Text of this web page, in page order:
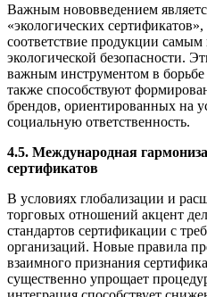
Важным нововведением
«экологических
соответствие продукции
экологической безопасности.
важным инструментом в борьбе
также способствуют
брендов, ориентированных на
социальную ответственность.
4.5. Международная
сертификатов
В условиях глобализации и
торговых отношений акцент
стандартов сертификации с
организаций. Новые правила
взаимного признания
существенно упрощает